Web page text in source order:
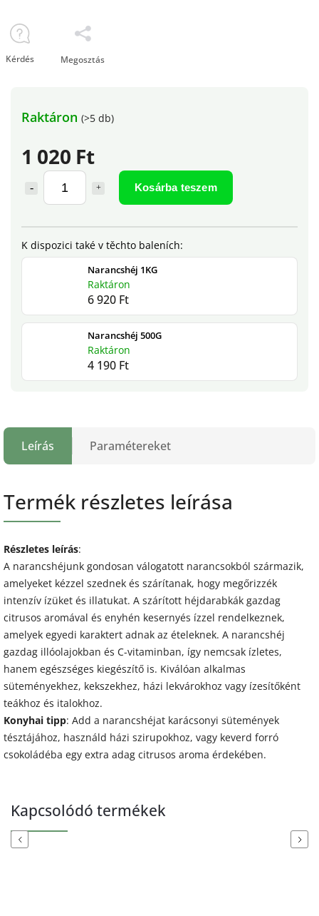
1 020 Ft
Kosárba teszem
Narancshéj 1KG
Raktáron
6 920 Ft
Narancshéj 500G
Raktáron
4 190 Ft
Raktáron (>5 db)
Kérdés Megosztás
Leírás Paramétereket
Termék részletes leírása
Részletes leírás:
A narancshéjunk gondosan válogatott narancsokból származik,
amelyeket kézzel szednek és szárítanak, hogy megőrizzék
intenzív ízüket és illatukat. A szárított héjdarabkák gazdag
citrusos aromával és enyhén kesernyés ízzel rendelkeznek,
amelyek egyedi karaktert adnak az ételeknek. A narancshéj
gazdag illóolajokban és C-vitaminban, így nemcsak ízletes,
hanem egészséges kiegészítő is. Kiválóan alkalmas
süteményekhez, kekszekhez, házi lekvárokhoz vagy ízesítőként
teákhoz és italokhoz.
Konyhai tipp: Add a narancshéjat karácsonyi sütemények
tésztájához, használd házi szirupokhoz, vagy keverd forró
csokoládéba egy extra adag citrusos aroma érdekében.
Kapcsolódó termékek
Previous Next